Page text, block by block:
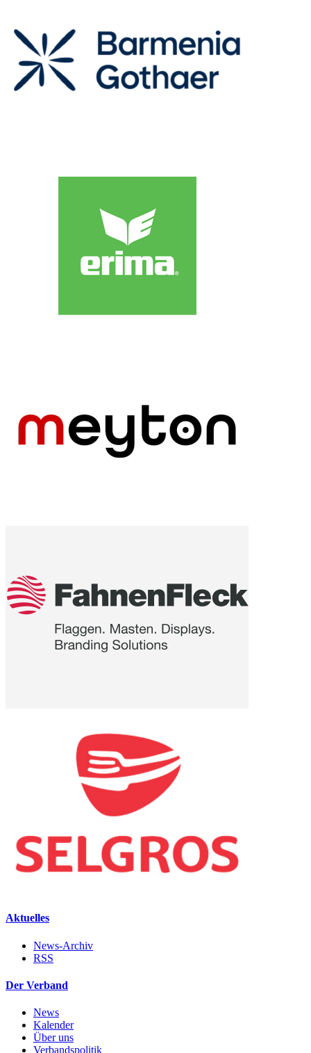
Aktuelles
News-Archiv
RSS
Der Verband
News
Kalender
Über uns
Verbandspolitik